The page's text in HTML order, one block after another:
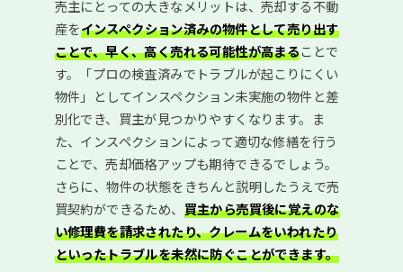
売主にとっての大きなメリットは、売却する不動
産をインスペクション済みの物件として売り出す
ことで、早く、高く売れる可能性が高まることで
す。「プロの検査済みでトラブルが起こりにくい
物件」としてインスペクション未実施の物件と差
別化でき、買主が見つかりやすくなります。ま
た、インスペクションによって適切な修繕を行う
ことで、売却価格アップも期待できるでしょう。
さらに、物件の状態をきちんと説明したうえで売
買契約ができるため、 買主から売買後に覚えのな
い修理費を請求されたり、クレームをいわれたり
といったトラブルを未然に防ぐことができます。